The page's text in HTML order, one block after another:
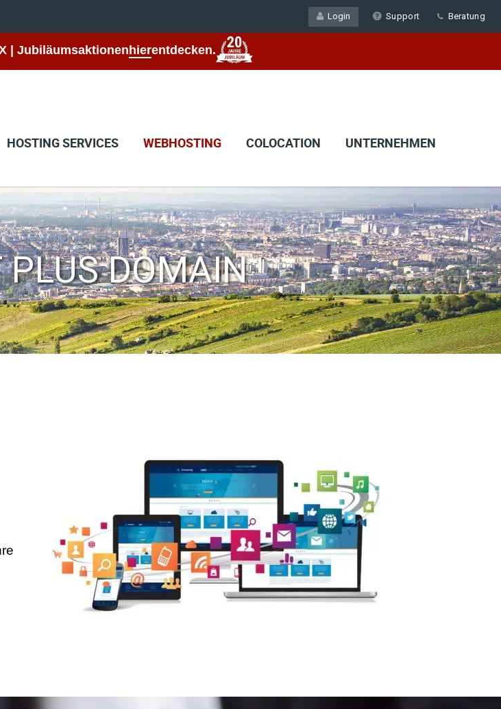
Support Beratung
Login
| Jubiläumsaktionenhierentdecken.
HOSTING SERVICES WEBHOSTING COLOCATION UNTERNEHMEN
PLUS DOMAIN